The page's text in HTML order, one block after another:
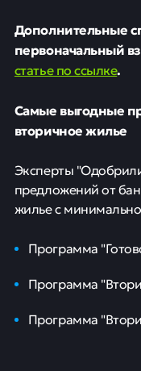
Дополнительные
первоначальный
статье по ссылке.
Самые выгодные
вторичное жилье
Эксперты
предложений от
жилье с
Программа
Программа
Программа